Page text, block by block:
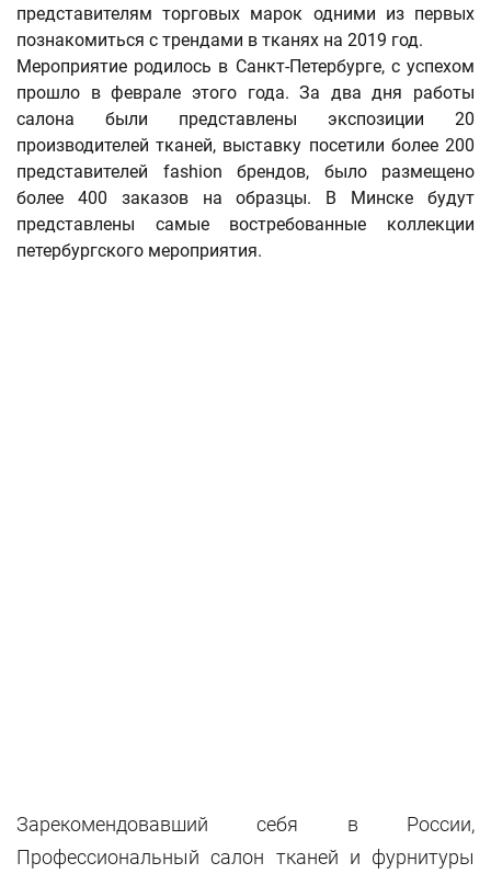
представителям торговых марок одними из первых
познакомиться с трендами в тканях на 2019 год.
Мероприятие родилось в Санкт-Петербурге, с успехом
прошло в феврале этого года. За два дня работы
салона были представлены экспозиции 20
производителей тканей, выставку посетили более 200
представителей fashion брендов, было размещено
более 400 заказов на образцы. В Минске будут
представлены самые востребованные коллекции
петербургского мероприятия.
Зарекомендовавший себя в России,
Профессиональный салон тканей и фурнитуры